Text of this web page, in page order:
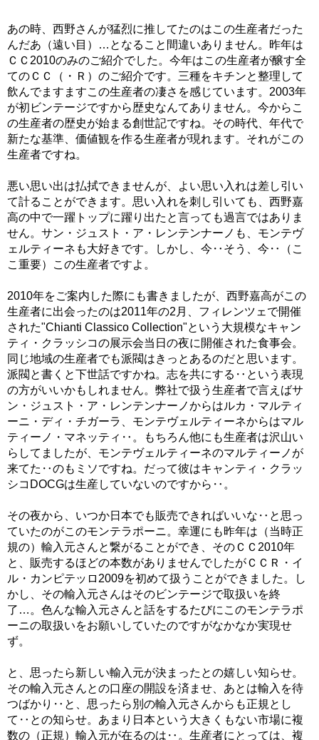
あの時、西野さんが猛烈に推してたのはこの生産者だった
んだあ（遠い目）…となること間違いありません。昨年は
ＣＣ2010のみのご紹介でした。今年はこの生産者が醸す全
てのＣＣ（・Ｒ）のご紹介です。三種をキチンと整理して
飲んでますますこの生産者の凄さを感じています。2003年
が初ビンテージですから歴史なんてありません。今からこ
の生産者の歴史が始まる創世記ですね。その時代、年代で
新たな基準、価値観を作る生産者が現れます。それがこの
生産者ですね。
悪い思い出は払拭できませんが、よい思い入れは差し引い
て計ることができます。思い入れを刺し引いても、西野嘉
高の中で一躍トップに躍り出たと言っても過言ではありま
せん。サン・ジュスト・ア・レンテンナーノも、モンテヴ
ェルティーネも大好きです。しかし、今‥そう、今‥（こ
こ重要）この生産者ですよ。
2010年をご案内した際にも書きましたが、西野嘉高がこの
生産者に出会ったのは2011年の2月、フィレンツェで開催
された"Chianti Classico Collection"という大規模なキャン
ティ・クラッシコの展示会当日の夜に開催された食事会。
同じ地域の生産者でも派閥はきっとあるのだと思います。
派閥と書くと下世話ですかね。志を共にする‥という表現
の方がいいかもしれません。弊社で扱う生産者で言えばサ
ン・ジュスト・ア・レンテンナーノからはルカ・マルティ
ーニ・ディ・チガーラ、モンテヴェルティーネからはマル
ティーノ・マネッティ‥。もちろん他にも生産者は沢山い
らしてましたが、モンテヴェルティーネのマルティーノが
来てた‥のもミソですね。だって彼はキャンティ・クラッ
シコDOCGは生産していないのですから‥。
その夜から、いつか日本でも販売できればいいな‥と思っ
ていたのがこのモンテラポーニ。幸運にも昨年は（当時正
規の）輸入元さんと繋がることができ、そのＣＣ2010年
と、販売するほどの本数がありませんでしたがＣＣＲ・イ
ル・カンピテッロ2009を初めて扱うことができました。し
かし、その輸入元さんはそのビンテージで取扱いを終
了…。色んな輸入元さんと話をするたびにこのモンテラポ
ーニの取扱いをお願いしていたのですがなかなか実現せ
ず。
と、思ったら新しい輸入元が決まったとの嬉しい知らせ。
その輸入元さんとの口座の開設を済ませ、あとは輸入を待
つばかり‥と、思ったら別の輸入元さんからも正規とし
て‥との知らせ。あまり日本という大きくもない市場に複
数の（正規）輸入元が在るのは‥。生産者にとっては、複